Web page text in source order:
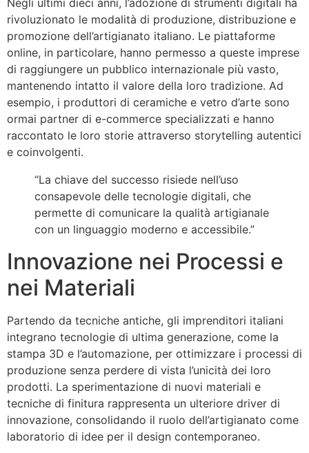
rivoluzionato le modalità di produzione, distribuzione e
promozione dell’artigianato italiano. Le piattaforme
online, in particolare, hanno permesso a queste imprese
di raggiungere un pubblico internazionale più vasto,
mantenendo intatto il valore della loro tradizione. Ad
esempio, i produttori di ceramiche e vetro d’arte sono
ormai partner di e-commerce specializzati e hanno
raccontato le loro storie attraverso storytelling autentici
e coinvolgenti.
“La chiave del successo risiede nell’uso
consapevole delle tecnologie digitali, che
permette di comunicare la qualità artigianale
con un linguaggio moderno e accessibile.”
Innovazione nei Processi e
nei Materiali
Partendo da tecniche antiche, gli imprenditori italiani
integrano tecnologie di ultima generazione, come la
stampa 3D e l’automazione, per ottimizzare i processi di
produzione senza perdere di vista l’unicità dei loro
prodotti. La sperimentazione di nuovi materiali e
tecniche di finitura rappresenta un ulteriore driver di
innovazione, consolidando il ruolo dell’artigianato come
laboratorio di idee per il design contemporaneo.